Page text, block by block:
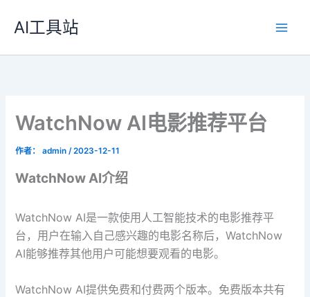
容
AI工具站
WatchNow AI电影推荐平台
作者： admin/2023-12-11
WatchNow AI介绍
WatchNow AI是一款使用人工智能技术的电影推荐平
台，用户在输入自己感兴趣的电影名称后，WatchNow
AI能够推荐其他用户可能想要观看的电影。
WatchNow AI提供免费和付费两个版本。免费版本共有